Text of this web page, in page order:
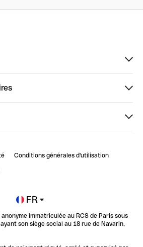
productivité
Conditions générales d'utilisation
FR
immatriculée au RCS de Paris sous
son siège social au 18 rue de Navarin,